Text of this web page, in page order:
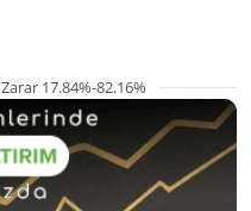
17.84%-82.16%